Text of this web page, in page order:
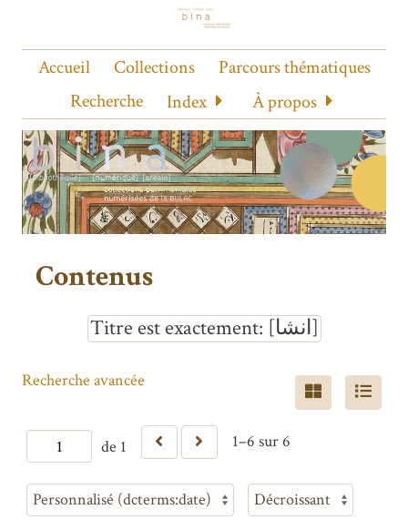
Accueil Collections
Parcours thématiques
Recherche
Index À propos
Contenus
Titre est exactement [انشا]
de 1 1–6 sur 6
Recherche avancée